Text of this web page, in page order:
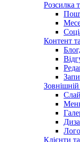
Розсилка
Контент
Клієнти